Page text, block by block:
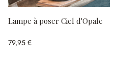
Lampe à poser Ciel d'Opale
79,95 €